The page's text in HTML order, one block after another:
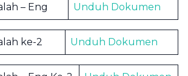
– Eng Unduh Dokumen
ke-2 Unduh Dokumen